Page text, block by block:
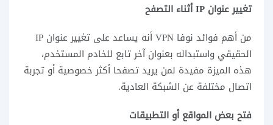
تغيير عنوان IP أثناء التصفح
من أهم فوائد نوفا VPN أنه يساعد على تغيير عنوان IP
الحقيقي واستبداله بعنوان آخر تابع للخادم المستخدم،
هذه الميزة مفيدة لمن يريد تصفحا أكثر خصوصية أو تجربة
اتصال مختلفة عن الشبكة العادية.
فتح بعض المواقع أو التطبيقات